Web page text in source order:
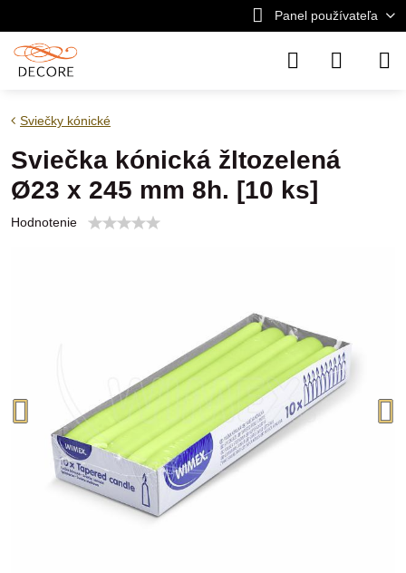
Panel používateľa
Sviečky kónické
Sviečka kónická žltozelená
Ø23 x 245 mm 8h. [10 ks]
Hodnotenie